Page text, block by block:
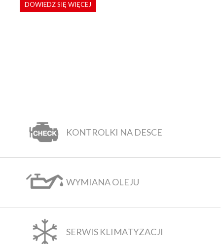
DOWIEDZ SIĘ WIĘCEJ
KONTROLKI NA DESCE
WYMIANA OLEJU
SERWIS KLIMATYZACJI